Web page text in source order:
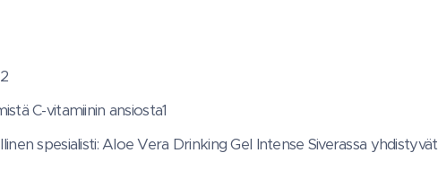
C-vitamiinin ansiosta1
spesialisti: Aloe Vera Drinking Gel Intense Siverassa yhdistyvät